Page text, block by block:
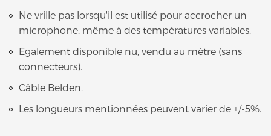
Ne vrille pas lorsqu'il est utilisé pour accrocher un
microphone, même à des températures variables.
Egalement disponible nu, vendu au mètre (sans
connecteurs).
Câble Belden.
Les longueurs mentionnées peuvent varier de +/-5%.